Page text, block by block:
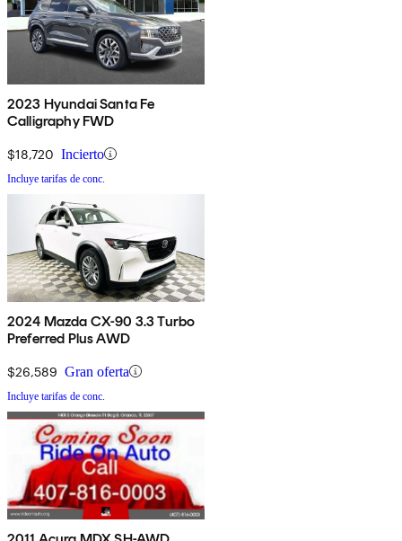
2023 Hyundai Santa Fe
Calligraphy FWD
$18,720 Incierto
Incluye tarifas de conc.
2024 Mazda CX-90 3.3 Turbo
Preferred Plus AWD
$26,589 Gran oferta
Incluye tarifas de conc.